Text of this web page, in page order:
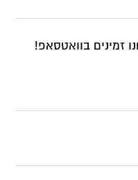
זמינים בוואטסאפ!